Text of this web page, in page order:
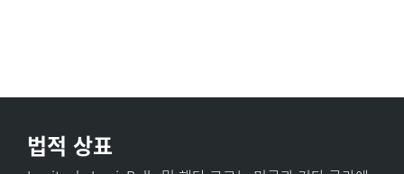
법적 상표